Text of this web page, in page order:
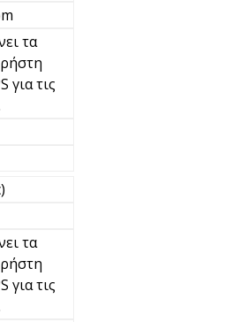
τα
για τις
τα
για τις